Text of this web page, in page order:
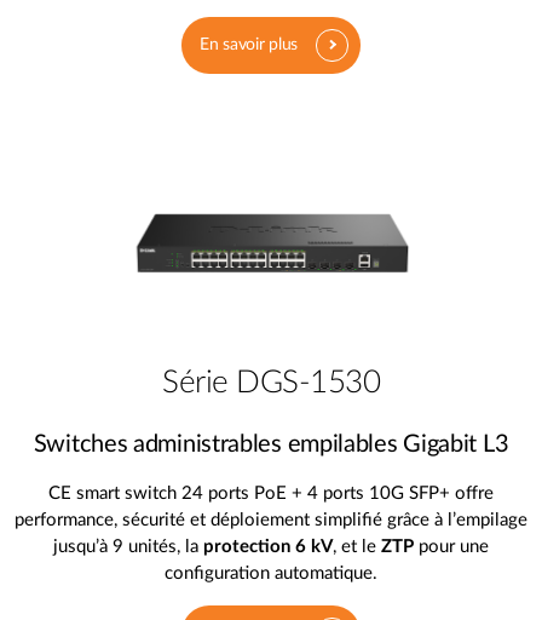
En savoir plus
Série DGS-1530
Switches administrables empilables Gigabit L3
CE smart switch 24 ports PoE + 4 ports 10G SFP+ offre
performance, sécurité et déploiement simplifié grâce à l’empilage
jusqu’à 9 unités, la protection 6 kV, et le ZTP pour une
configuration automatique.